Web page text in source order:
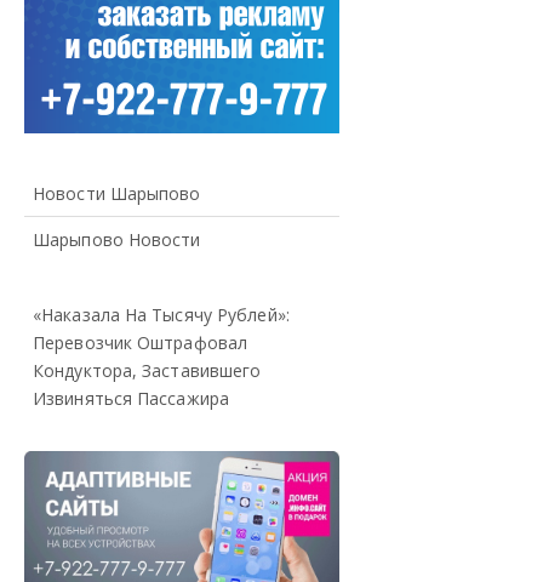
Новости Шарыпово
Шарыпово Новости
«Наказала На Тысячу Рублей»:
Перевозчик Оштрафовал
Кондуктора, Заставившего
Извиняться Пассажира